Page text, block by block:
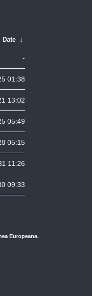
Date ↓
-
01:38
13:02
05:49
05:15
11:26
09:33
Europeana.